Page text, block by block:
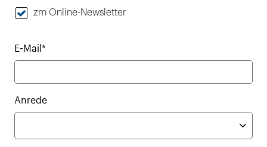
zm Online-Newsletter
E-Mail*
Anrede